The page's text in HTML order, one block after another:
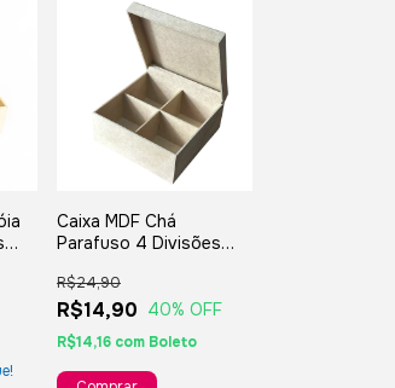
Caixa MDF Chá
Parafuso 4 Divisões
R$14,90
R$24,90
40% OFF
R$14,16 com Boleto